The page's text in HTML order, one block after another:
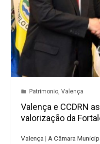
Patrimonio,Valença
Valença e CCDRN
valorização da
Valença | A Câmara